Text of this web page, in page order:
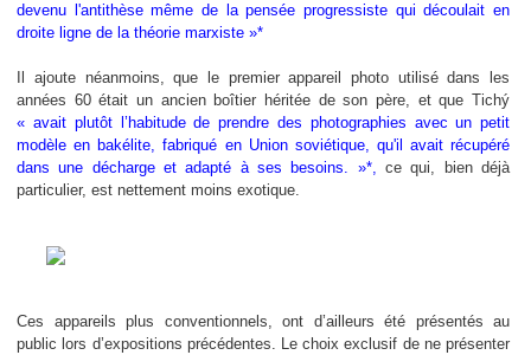
devenu l'antithèse même de la pensée progressiste qui découlait en
droite ligne de la théorie marxiste »*
Il ajoute néanmoins, que le premier appareil photo utilisé dans les
années 60 était un ancien boîtier héritée de son père, et que Tichý
« avait plutôt l’habitude de prendre des photographies avec un petit
modèle en bakélite, fabriqué en Union soviétique, qu'il avait récupéré
dans une décharge et adapté à ses besoins. »*, ce qui, bien déjà
particulier, est nettement moins exotique.
Ces appareils plus conventionnels, ont d’ailleurs été présentés au
public lors d’expositions précédentes. Le choix exclusif de ne présenter